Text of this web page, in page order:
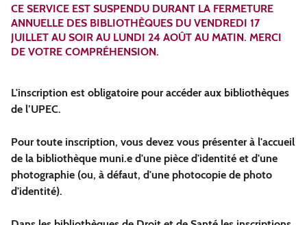
CE SERVICE EST SUSPENDU DURANT LA FERMETURE
ANNUELLE DES BIBLIOTHÈQUES DU VENDREDI 17
JUILLET AU SOIR AU LUNDI 24 AOÛT AU MATIN. MERCI
DE VOTRE COMPRÉHENSION.
L'inscription est obligatoire pour accéder aux bibliothèques
de l’UPEC.
Pour toute inscription, vous devez vous présenter à l'accueil
de la bibliothèque muni.e d'une pièce d'identité et d'une
photographie (ou, à défaut, d'une photocopie de photo
d'identité).